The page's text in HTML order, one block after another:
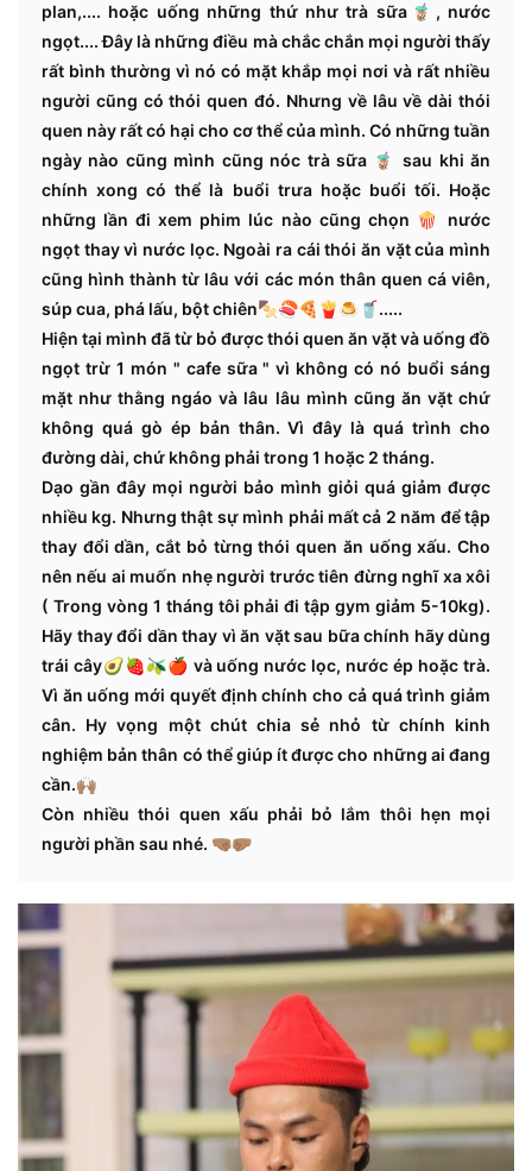
plan,.... hoặc uống những thứ như trà sữa🧋, nước
ngọt.... Đây là những điều mà chắc chắn mọi người thấy
rất bình thường vì nó có mặt khắp mọi nơi và rất nhiều
người cũng có thói quen đó. Nhưng về lâu về dài thói
quen này rất có hại cho cơ thể của mình. Có những tuần
ngày nào cũng mình cũng nóc trà sữa 🧋 sau khi ăn
chính xong có thể là buổi trưa hoặc buổi tối. Hoặc
những lần đi xem phim lúc nào cũng chọn 🍿 nước
ngọt thay vì nước lọc. Ngoài ra cái thói ăn vặt của mình
cũng hình thành từ lâu với các món thân quen cá viên,
súp cua, phá lấu, bột chiên🍢🍣🍕🍟🍮🥤.....
Hiện tại mình đã từ bỏ được thói quen ăn vặt và uống đồ
ngọt trừ 1 món " cafe sữa " vì không có nó buổi sáng
mặt như thằng ngáo và lâu lâu mình cũng ăn vặt chứ
không quá gò ép bản thân. Vì đây là quá trình cho
đường dài, chứ không phải trong 1 hoặc 2 tháng.
Dạo gần đây mọi người bảo mình giỏi quá giảm được
nhiều kg. Nhưng thật sự mình phải mất cả 2 năm để tập
thay đổi dần, cắt bỏ từng thói quen ăn uống xấu. Cho
nên nếu ai muốn nhẹ người trước tiên đừng nghĩ xa xôi
( Trong vòng 1 tháng tôi phải đi tập gym giảm 5-10kg).
Hãy thay đổi dần thay vì ăn vặt sau bữa chính hãy dùng
trái cây🥑🍓🫒🍎 và uống nước lọc, nước ép hoặc trà.
Vì ăn uống mới quyết định chính cho cả quá trình giảm
cân. Hy vọng một chút chia sẻ nhỏ từ chính kinh
nghiệm bản thân có thể giúp ít được cho những ai đang
cần.🙌🏽
Còn nhiều thói quen xấu phải bỏ lắm thôi hẹn mọi
người phần sau nhé. 🤜🏽🤛🏽